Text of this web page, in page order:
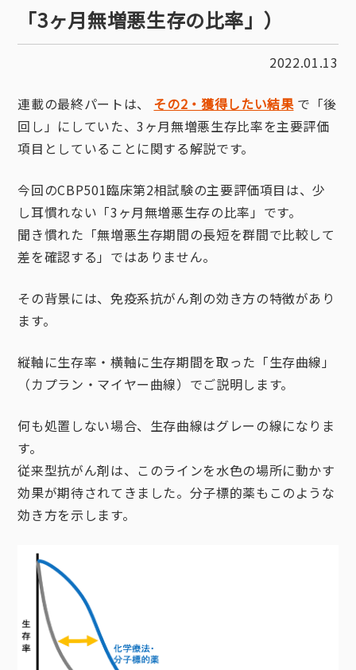
「3ヶ月無増悪生存の比率」）
2022.01.13
連載の最終パートは、 その2・獲得したい結果で「後
回し」にしていた、3ヶ月無増悪生存比率を主要評価
項目としていることに関する解説です。
今回のCBP501臨床第2相試験の主要評価項目は、少
し耳慣れない「3ヶ月無増悪生存の比率」です。
聞き慣れた「無増悪生存期間の長短を群間で比較して
差を確認する」ではありません。
その背景には、免疫系抗がん剤の効き方の特徴があり
ます。
縦軸に生存率・横軸に生存期間を取った「生存曲線」
（カプラン・マイヤー曲線）でご説明します。
何も処置しない場合、生存曲線はグレーの線になりま
す。
従来型抗がん剤は、このラインを水色の場所に動かす
効果が期待されてきました。分子標的薬もこのような
効き方を示します。